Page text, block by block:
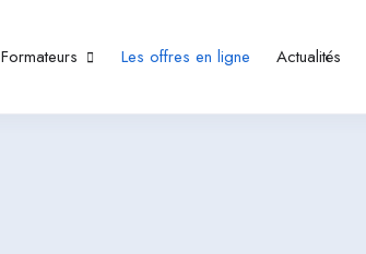
Formateurs Les offres en ligne Actualités